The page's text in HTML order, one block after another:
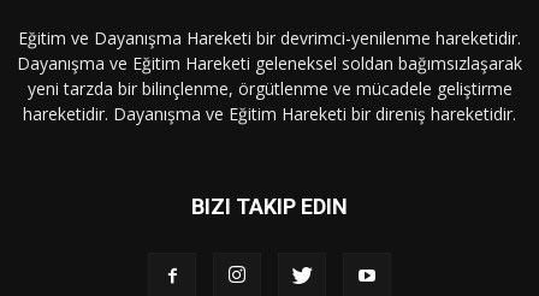
Eğitim ve Dayanışma Hareketi bir devrimci-yenilenme hareketidir.
Dayanışma ve Eğitim Hareketi geleneksel soldan bağımsızlaşarak
yeni tarzda bir bilinçlenme, örgütlenme ve mücadele geliştirme
hareketidir. Dayanışma ve Eğitim Hareketi bir direniş hareketidir.
BIZI TAKIP EDIN